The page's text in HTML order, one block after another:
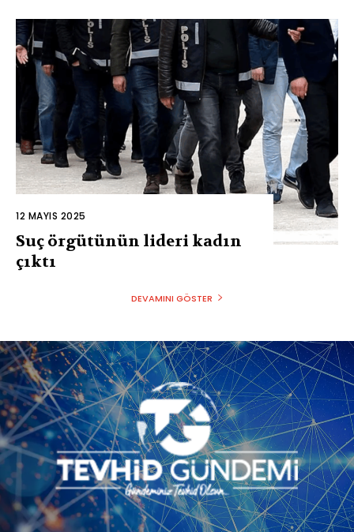
12 MAYIS 2025
Suç örgütünün lideri kadın
çıktı
DEVAMINI GÖSTER